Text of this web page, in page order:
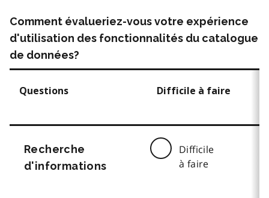
Comment évalueriez-vous votre expérience
d'utilisation des fonctionnalités du catalogue
de données?
Questions Difficile à faire
Recherche
d'informations
Difficile
à faire